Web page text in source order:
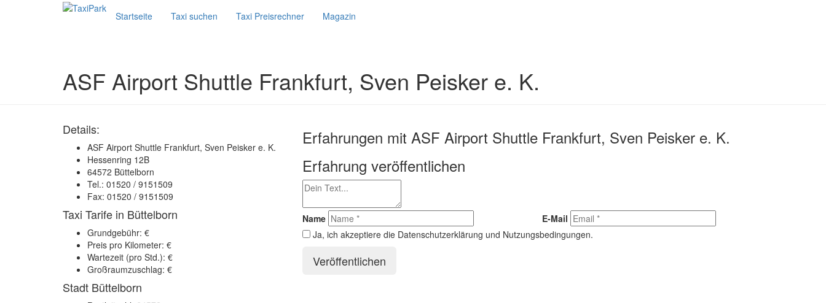
Startseite Taxi suchen Taxi Preisrechner Magazin
ASF Airport Shuttle Frankfurt, Sven Peisker e. K.
Details:
ASF Airport Shuttle Frankfurt, Sven Peisker e. K.
Hessenring 12B
64572 Büttelborn
Tel.: 01520 / 9151509
Fax: 01520 / 9151509
Taxi Tarife in Büttelborn
Grundgebühr: €
Preis pro Kilometer: €
Wartezeit (pro Std.): €
Großraumzuschlag: €
Stadt Büttelborn
Erfahrungen mit ASF Airport Shuttle Frankfurt, Sven Peisker e. K.
Erfahrung veröffentlichen
Name
E-Mail
Ja, ich akzeptiere die Datenschutzerklärung und Nutzungsbedingungen.